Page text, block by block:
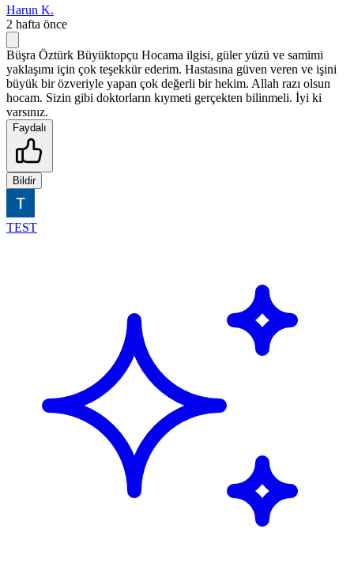
Harun K.
2 hafta önce
Büşra Öztürk Büyüktopçu Hocama ilgisi, güler yüzü ve samimi
yaklaşımı için çok teşekkür ederim. Hastasına güven veren ve işini
büyük bir özveriyle yapan çok değerli bir hekim. Allah razı olsun
hocam. Sizin gibi doktorların kıymeti gerçekten bilinmeli. İyi ki
varsınız.
Faydalı
Bildir
TEST